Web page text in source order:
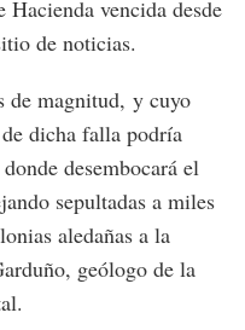
Hacienda vencida desde
de noticias.
de magnitud, y cuyo
dicha falla podría
desembocará el
sepultadas a miles
aledañas a la
geólogo de la